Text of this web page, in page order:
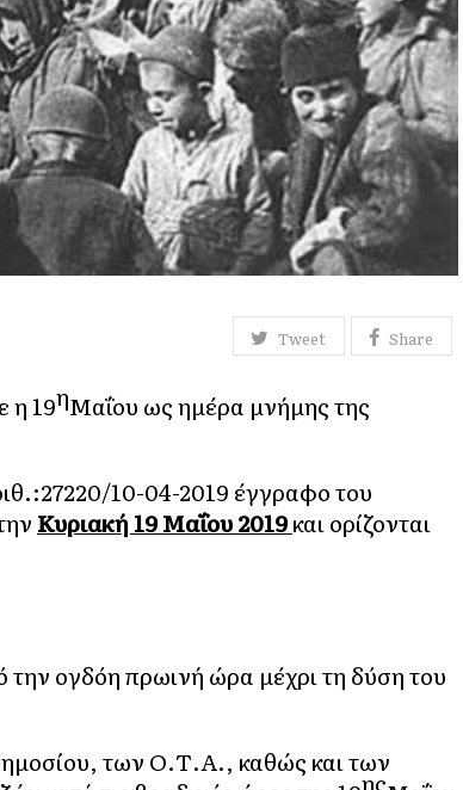
Tweet Share
η 19ηΜαΐου ως ημέρα μνήμης της
10-04-2019 έγγραφο του
Κυριακή 19 Μαΐου 2019και ορίζονται
ογδόη πρωινή ώρα μέχρι τη δύση του
των Ο.Τ.Α., καθώς και των
ης